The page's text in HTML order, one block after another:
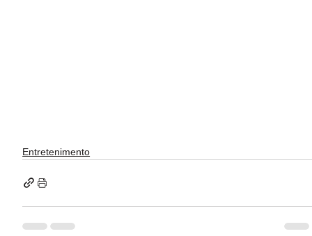
Entretenimento